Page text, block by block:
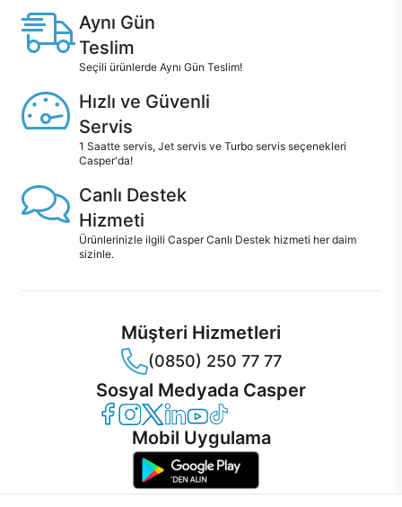
Aynı Gün
Teslim
Seçili ürünlerde Aynı Gün Teslim!
Hızlı ve Güvenli
Servis
1 Saatte servis, Jet servis ve Turbo servis seçenekleri
Casper'da!
Canlı Destek
Hizmeti
Ürünlerinizle ilgili Casper Canlı Destek hizmeti her daim
sizinle.
Müşteri Hizmetleri
(0850) 250 77 77
Sosyal Medyada Casper
Casper Facebook
Casper Instagram
Casper Twitter
Casper LinkedIn
Casper YouTube
Casper TikTok
Mobil Uygulama